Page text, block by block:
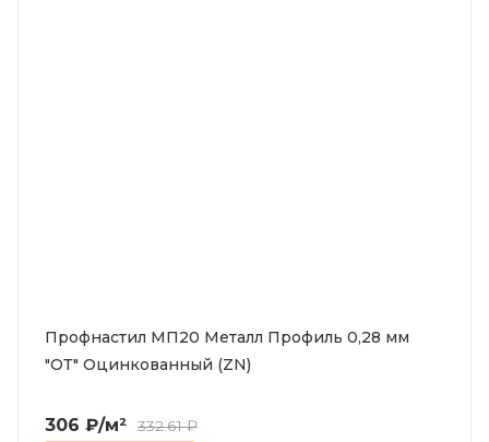
Профнастил МП20 Металл Профиль 0,28 мм
"ОТ" Оцинкованный (ZN)
306 ₽/м² 332.61₽